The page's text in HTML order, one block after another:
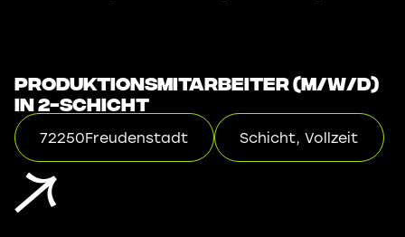
Produktionsmitarbeiter (m/w/d)
in 2-Schicht
72250Freudenstadt Schicht, Vollzeit